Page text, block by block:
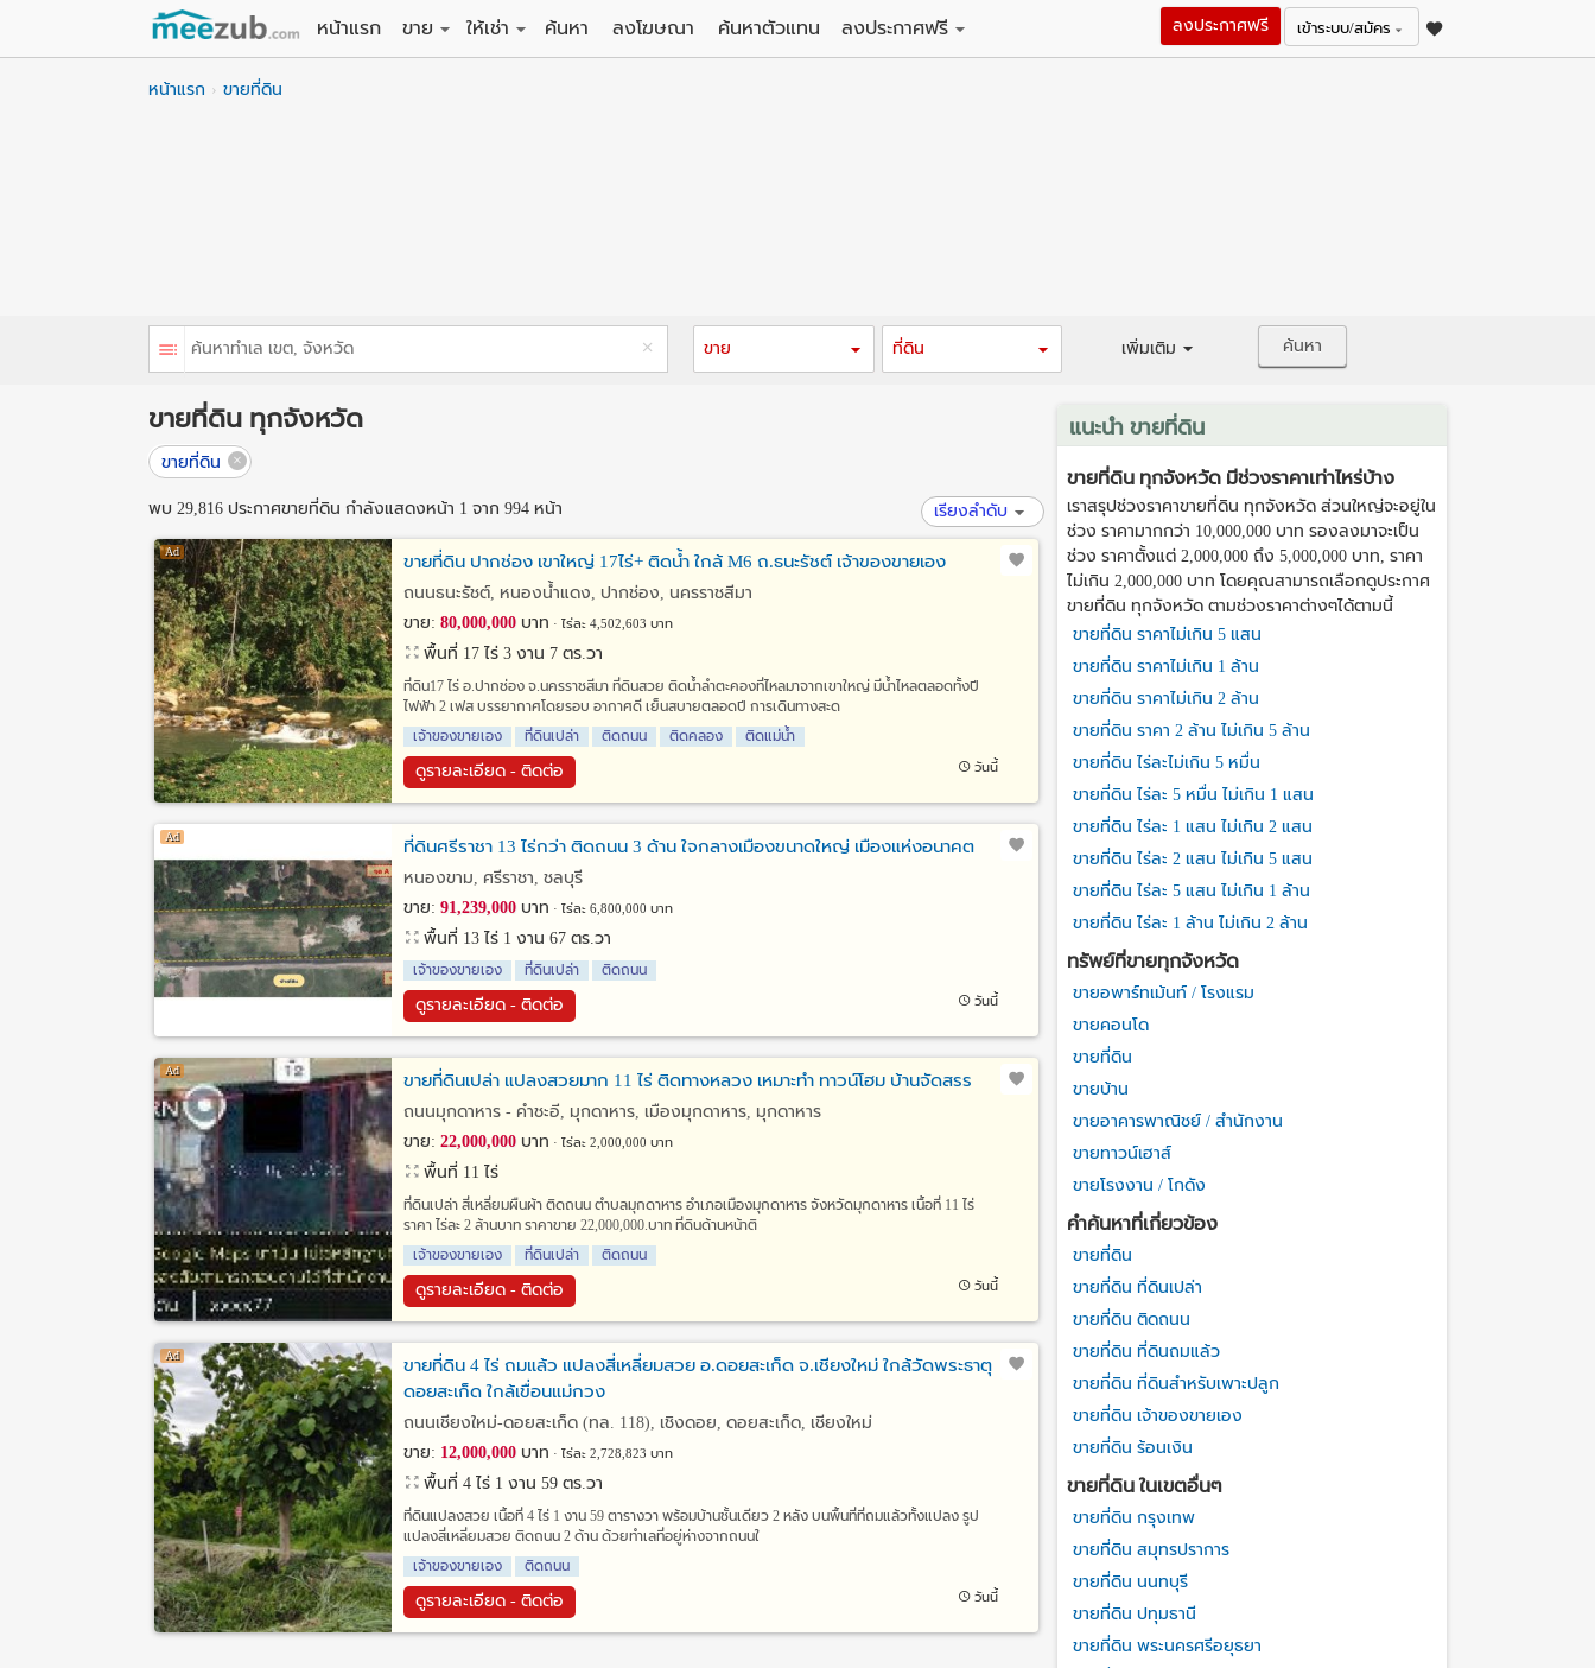
หน้าแรก
ขาย
ให้เช่า
ค้นหา ลงโฆษณา ค้นหาตัวแทน
ลงประกาศฟรี
เข้าระบบ/สมัคร
ลงประกาศฟรี
หน้าแรก ขายที่ดิน
ขาย ที่ดิน เพิ่มเติม ค้นหา
ขายที่ดิน ทุกจังหวัด
ขายที่ดิน
พบ 29,816 ประกาศขายที่ดิน กำลังแสดงหน้า 1 จาก 994 หน้า เรียงลำดับ
ขายที่ดิน ปากช่อง เขาใหญ่ 17ไร่+ ติดน้ำ ใกล้ M6 ถ.ธนะรัชต์ เจ้าของขายเอง
ถนนธนะรัชต์​, หนองน้ำแดง, ปากช่อง, นครราชสีมา
ขาย: 80,000,000 บาท ไร่ละ 4,502,603 บาท
พื้นที่ 17 ไร่ 3 งาน 7 ตร.วา
ที่ดิน17 ไร่ อ.ปากช่อง จ.นครราชสีมา ที่ดินสวย ติดน้ำลำตะคองที่ไหลมาจากเขาใหญ่ มีน้ำไหลตลอดทั้งปี
ไฟฟ้า 2 เฟส บรรยากาศโดยรอบ อากาศดี เย็นสบายตลอดปี การเดินทางสะด
เจ้าของขายเอง
ที่ดินเปล่า ติดถนน ติดคลอง ติดแม่น้ำ
ดูรายละเอียด - ติดต่อ วันนี้
ที่ดินศรีราชา 13 ไร่กว่า ติดถนน 3 ด้าน ใจกลางเมืองขนาดใหญ่ เมืองแห่งอนาคต
หนองขาม, ศรีราชา, ชลบุรี
ขาย: 91,239,000 บาท ไร่ละ 6,800,000 บาท
พื้นที่ 13 ไร่ 1 งาน 67 ตร.วา
เจ้าของขายเอง ที่ดินเปล่า ติดถนน
ดูรายละเอียด - ติดต่อ วันนี้
ขายที่ดินเปล่า แปลงสวยมาก 11 ไร่ ติดทางหลวง เหมาะทำ ทาวน์โฮม บ้านจัดสรร
ถนนมุกดาหาร - คำชะอี, มุกดาหาร, เมืองมุกดาหาร, มุกดาหาร
ขาย: 22,000,000 บาท ไร่ละ 2,000,000 บาท
พื้นที่ 11 ไร่
ที่ดินเปล่า สี่เหลี่ยมผืนผ้า ติดถนน ตำบลมุกดาหาร อำเภอเมืองมุกดาหาร จังหวัดมุกดาหาร เนื้อที่ 11 ไร่
ราคา ไร่ละ 2 ล้านบาท ราคาขาย 22,000,000.บาท ที่ดินด้านหน้าติ
เจ้าของขายเอง
ที่ดินเปล่า ติดถนน
ดูรายละเอียด - ติดต่อ วันนี้
ขายที่ดิน 4 ไร่ ถมแล้ว แปลงสี่เหลี่ยมสวย อ.ดอยสะเก็ด จ.เชียงใหม่ ใกล้วัดพระธาตุ
ดอยสะเก็ด ใกล้เขื่อนแม่กวง
ถนนเชียงใหม่-ดอยสะเก็ด (ทล. 118), เชิงดอย, ดอยสะเก็ด, เชียงใหม่
ขาย: 12,000,000 บาท ไร่ละ 2,728,823 บาท
พื้นที่ 4 ไร่ 1 งาน 59 ตร.วา
ที่ดินแปลงสวย เนื้อที่ 4 ไร่ 1 งาน 59 ตารางวา พร้อมบ้านชั้นเดียว 2 หลัง บนพื้นที่ที่ถมแล้วทั้งแปลง รูป
แปลงสี่เหลี่ยมสวย ติดถนน 2 ด้าน ด้วยทำเลที่อยู่ห่างจากถนนใ
เจ้าของขายเอง
ติดถนน
ดูรายละเอียด - ติดต่อ วันนี้
แนะนำ ขายที่ดิน
ขายที่ดิน ทุกจังหวัด มีช่วงราคาเท่าไหร่บ้าง
เราสรุปช่วงราคาขายที่ดิน ทุกจังหวัด ส่วนใหญ่จะอยู่ใน
ช่วง ราคามากกว่า 10,000,000 บาท รองลงมาจะเป็น
ช่วง ราคาตั้งแต่ 2,000,000 ถึง 5,000,000 บาท, ราคา
ไม่เกิน 2,000,000 บาท โดยคุณสามารถเลือกดูประกาศ
ขายที่ดิน ทุกจังหวัด ตามช่วงราคาต่างๆได้ตามนี้
ขายที่ดิน ราคาไม่เกิน 5 แสน
ขายที่ดิน ราคาไม่เกิน 1 ล้าน
ขายที่ดิน ราคาไม่เกิน 2 ล้าน
ขายที่ดิน ราคา 2 ล้าน ไม่เกิน 5 ล้าน
ขายที่ดิน ไร่ละไม่เกิน 5 หมื่น
ขายที่ดิน ไร่ละ 5 หมื่น ไม่เกิน 1 แสน
ขายที่ดิน ไร่ละ 1 แสน ไม่เกิน 2 แสน
ขายที่ดิน ไร่ละ 2 แสน ไม่เกิน 5 แสน
ขายที่ดิน ไร่ละ 5 แสน ไม่เกิน 1 ล้าน
ขายที่ดิน ไร่ละ 1 ล้าน ไม่เกิน 2 ล้าน
ทรัพย์ที่ขายทุกจังหวัด
ขายอพาร์ทเม้นท์ / โรงแรม
ขายคอนโด
ขายที่ดิน
ขายบ้าน
ขายอาคารพาณิชย์ / สำนักงาน
ขายทาวน์เฮาส์
ขายโรงงาน / โกดัง
คำค้นหาที่เกี่ยวข้อง
ขายที่ดิน
ขายที่ดิน ที่ดินเปล่า
ขายที่ดิน ติดถนน
ขายที่ดิน ที่ดินถมแล้ว
ขายที่ดิน ที่ดินสำหรับเพาะปลูก
ขายที่ดิน เจ้าของขายเอง
ขายที่ดิน ร้อนเงิน
ขายที่ดิน ในเขตอื่นๆ
ขายที่ดิน กรุงเทพ
ขายที่ดิน สมุทรปราการ
ขายที่ดิน นนทบุรี
ขายที่ดิน ปทุมธานี
ขายที่ดิน พระนครศรีอยุธยา